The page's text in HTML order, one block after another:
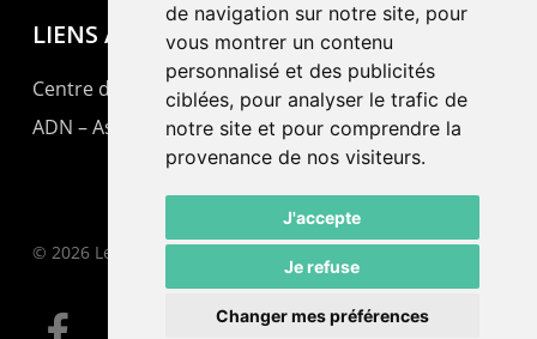
de navigation sur notre site, pour
vous montrer un contenu
personnalisé et des publicités
ciblées, pour analyser le trafic de
notre site et pour comprendre la
provenance de nos visiteurs.
J'accepte
Je refuse
Changer mes préférences
LIENS AMIS
Centre de culture ABC
ADN – Association Danse Neuchâtel
© 2026 Le Pommier.
facebook email